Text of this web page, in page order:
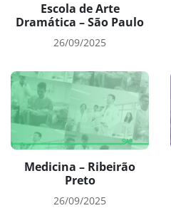
Escola de Arte
Dramática – São Paulo
26/09/2025
Medicina – Ribeirão
Preto
26/09/2025